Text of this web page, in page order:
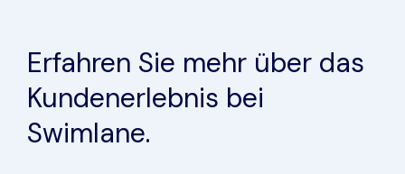
Erfahren Sie mehr über das
Kundenerlebnis bei
Swimlane.